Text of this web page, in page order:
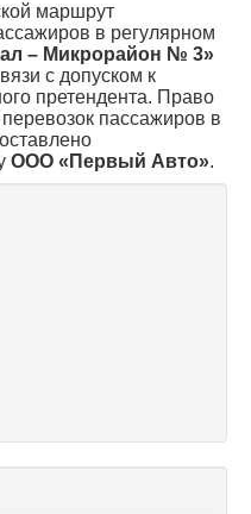
маршрут
в регулярном
– Микрорайон № 3»
с допуском к
претендента. Право
пассажиров в
ООО «Первый Авто».